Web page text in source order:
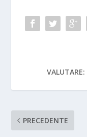
VALUTARE:
PRECEDENTE